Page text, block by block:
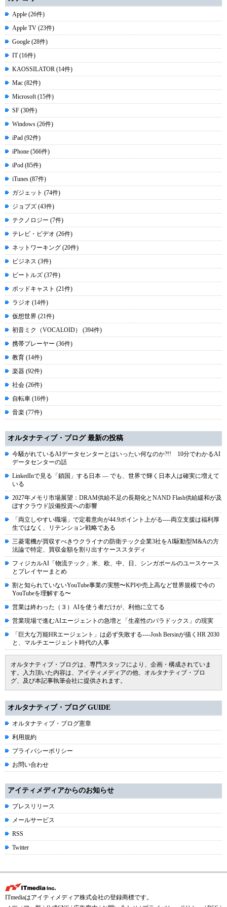
Apple (26件)
Apple TV (23件)
Google (28件)
IT (16件)
KAOSSILATOR (14件)
Mac (82件)
Microsoft (15件)
SF (30件)
Windows (26件)
iPad (92件)
iPhone (566件)
iPod (85件)
iTunes (87件)
ガジェット (74件)
ジョブズ (43件)
テクノロジー (7件)
テレビ・ビデオ (26件)
ネットワーキング (20件)
ビジネス (3件)
ビートルズ (37件)
ポッドキャスト (21件)
ラジオ (14件)
仮想世界 (21件)
初音ミク（VOCALOID） (394件)
携帯プレーヤー (36件)
教育 (14件)
楽器 (92件)
社会 (26件)
自転車 (16件)
音楽 (77件)
オルタナティブ・ブログ 最新の投稿
今騒がれているAIデータセンターとはいったい何なのか?!! 10分でわかるAI
データセンターの話
LinkedInで見る「鎖国」する日本 ― でも、世界で輝く日本人は確実に増えて
いる
2027年メモリ市場展望：DRAM供給不足の長期化とNAND Flash供給緩和が及
ぼすクラウド設備投資への影響
「両立しやすい職場」で定着意向が44.9ポイント上がる----両立支援は福利厚
生ではなく、リテンション戦略である
三菱電機が買収すべきウクライナの防衛テック企業3社をAI駆動型M&Aの方
法論で特定、買収金額を割り出すケーススタディ
フィジカルAI「物流テック」米、欧、中、日、シンガポールのユースケース
とプレイヤーまとめ
割と知られていないYouTube事業の実態〜KPIや売上高など世界規模で今の
YouTubeを理解する〜
営業は終わった（３）AIを使う者だけが、利他に立てる
営業現場で進むAIエージェントの急増と「生産性のパラドックス」の現実
「巨大な万能HRエージェント」は必ず失敗する----Josh Bersinが描くHR 2030
と、マルチエージェント時代の人事
オルタナティブ・ブログは、専門スタッフにより、企画・構成されていま
す。入力頂いた内容は、アイティメディアの他、オルタナティブ・ブロ
グ、及び本記事執筆会社に提供されます。
オルタナティブ・ブログ GUIDE
オルタナティブ・ブログ憲章
利用規約
プライバシーポリシー
お問い合わせ
アイティメディアからのお知らせ
プレスリリース
メールサービス
RSS
Twitter
ITmediaはアイティメディア株式会社の登録商標です。